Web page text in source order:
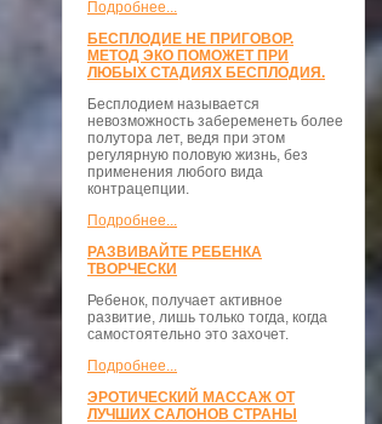
Подробнее...
БЕСПЛОДИЕ НЕ ПРИГОВОР.
МЕТОД ЭКО ПОМОЖЕТ ПРИ
ЛЮБЫХ СТАДИЯХ БЕСПЛОДИЯ.
Бесплодием называется
невозможность забеременеть более
полутора лет, ведя при этом
регулярную половую жизнь, без
применения любого вида
контрацепции.
Подробнее...
РАЗВИВАЙТЕ РЕБЕНКА
ТВОРЧЕСКИ
Ребенок, получает активное
развитие, лишь только тогда, когда
самостоятельно это захочет.
Подробнее...
ЭРОТИЧЕСКИЙ МАССАЖ ОТ
ЛУЧШИХ САЛОНОВ СТРАНЫ